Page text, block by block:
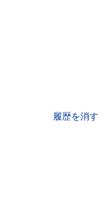
履歴を消す